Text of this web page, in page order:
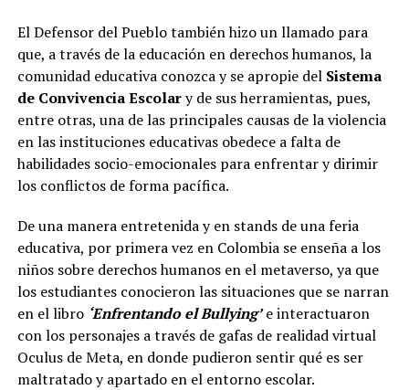
El Defensor del Pueblo también hizo un llamado para
que, a través de la educación en derechos humanos, la
comunidad educativa conozca y se apropie del Sistema
de Convivencia Escolary de sus herramientas, pues,
entre otras, una de las principales causas de la violencia
en las instituciones educativas obedece a falta de
habilidades socio-emocionales para enfrentar y dirimir
los conflictos de forma pacífica.
De una manera entretenida y en stands de una feria
educativa, por primera vez en Colombia se enseña a los
niños sobre derechos humanos en el metaverso, ya que
los estudiantes conocieron las situaciones que se narran
en el libro ‘Enfrentando el Bullying’e interactuaron
con los personajes a través de gafas de realidad virtual
Oculus de Meta, en donde pudieron sentir qué es ser
maltratado y apartado en el entorno escolar.